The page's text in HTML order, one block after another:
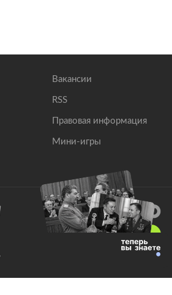
Вакансии
RSS
Правовая информация
Мини-игры
Все права защищены.